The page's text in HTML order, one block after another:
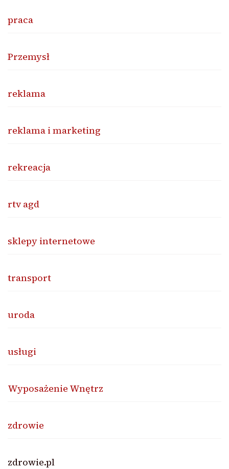
praca
Przemysł
reklama
reklama i marketing
rekreacja
rtv agd
sklepy internetowe
transport
uroda
usługi
Wyposażenie Wnętrz
zdrowie
zdrowie.pl